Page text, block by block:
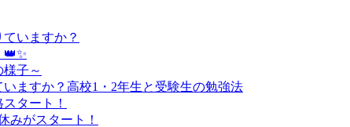
いますか？
子～
ますか？高校1・2年生と受験生の勉強法
タート！
みがスタート！